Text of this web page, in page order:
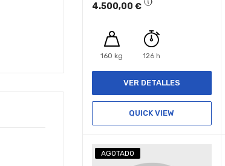
4.500,00 €
160 kg 126 h
VER DETALLES
QUICK VIEW
AGOTADO